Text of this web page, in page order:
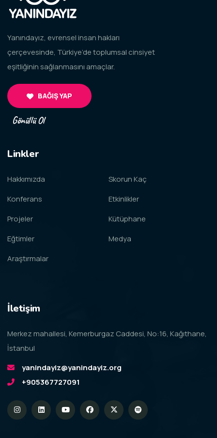
Yanındayız, evrensel insan hakları
çerçevesinde, Türkiye’de toplumsal cinsiyet
eşitliğinin sağlanmasını amaçlar.
BAĞIŞ YAP
Gönüllü Ol
Linkler
Hakkımızda
Konferans
Projeler
Eğtimler
Araştırmalar
Skorun Kaç
Etkinlikler
Kütüphane
Medya
İletişim
Merkez mahallesi, Kemerburgaz Caddesi, No:16, Kağıthane,
İstanbul
yanindayiz@yanindayiz.org
+905367727091